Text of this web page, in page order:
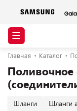
Главная Каталог
Поливочное
Шланги Шланги